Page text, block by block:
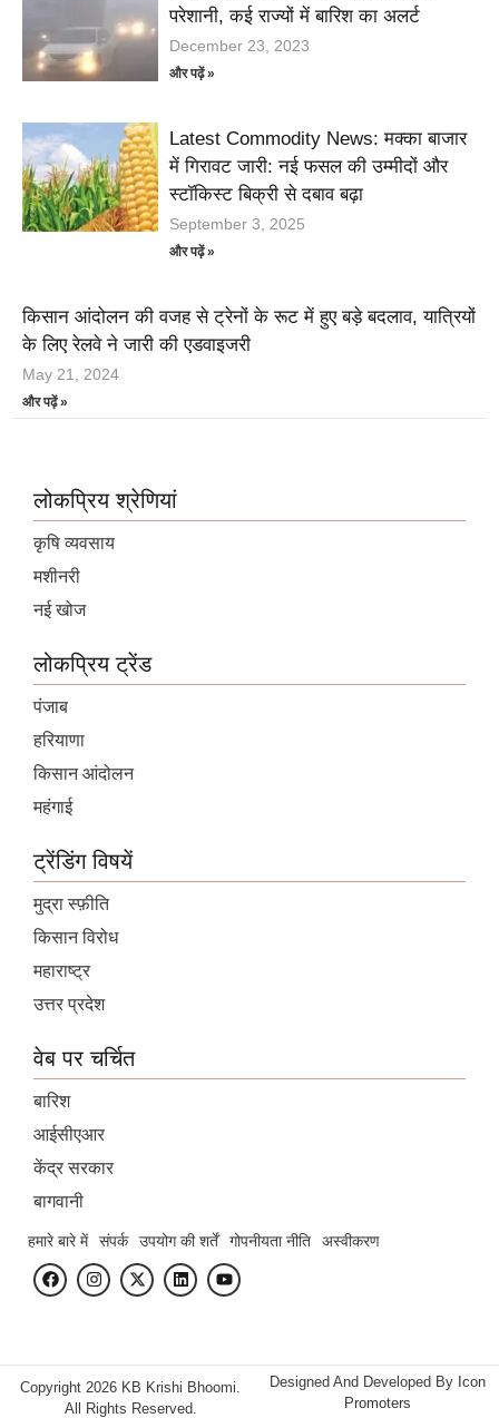
परेशानी, कई राज्यों में बारिश का अलर्ट
December 23, 2023
और पढ़ें »
Latest Commodity News: मक्का बाजार
में गिरावट जारी: नई फसल की उम्मीदों और
स्टॉकिस्ट बिक्री से दबाव बढ़ा
September 3, 2025
और पढ़ें »
किसान आंदोलन की वजह से ट्रेनों के रूट में हुए बड़े बदलाव, यात्रियों
के लिए रेलवे ने जारी की एडवाइजरी
May 21, 2024
और पढ़ें »
लोकप्रिय श्रेणियां
कृषि व्यवसाय
मशीनरी
नई खोज
लोकप्रिय ट्रेंड
पंजाब
हरियाणा
किसान आंदोलन
महंगाई
ट्रेंडिंग विषयें
मुद्रा स्फ़ीति
किसान विरोध
महाराष्ट्र
उत्तर प्रदेश
वेब पर चर्चित
बारिश
आईसीएआर
केंद्र सरकार
बागवानी
हमारे बारे में संपर्क उपयोग की शर्तें गोपनीयता नीति अस्वीकरण
Copyright 2026 KB Krishi Bhoomi.
All Rights Reserved.
Designed And Developed By Icon
Promoters